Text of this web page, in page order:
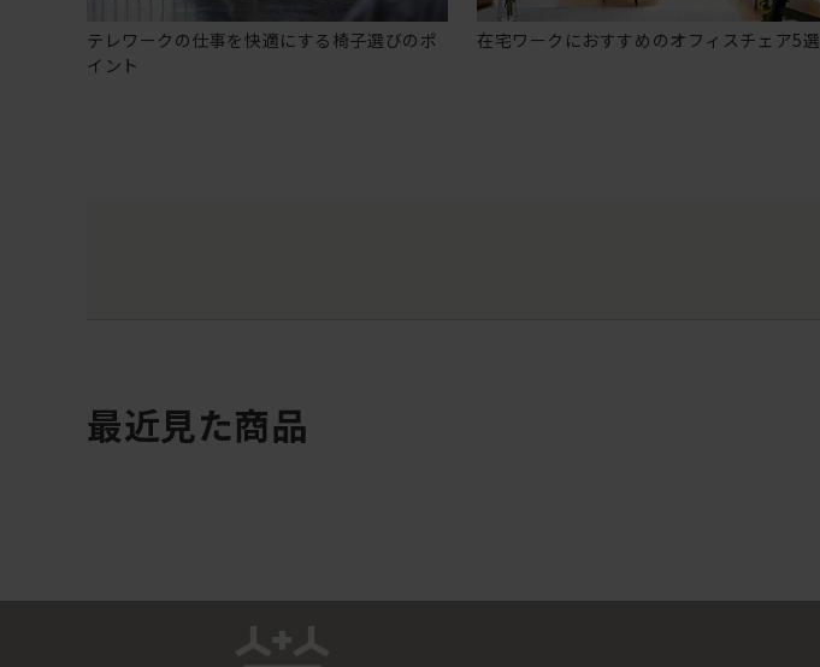
テレワークの仕事を快適にする椅子選びのポ
イント
在宅ワークにおすすめのオフィスチェア5選
最近見た商品